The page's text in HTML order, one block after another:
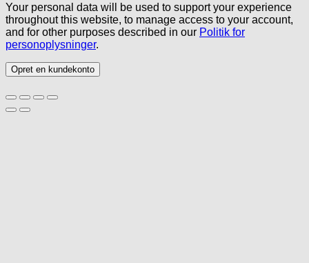
Your personal data will be used to support your experience
throughout this website, to manage access to your account,
and for other purposes described in our Politik for
personoplysninger.
Opret en kundekonto